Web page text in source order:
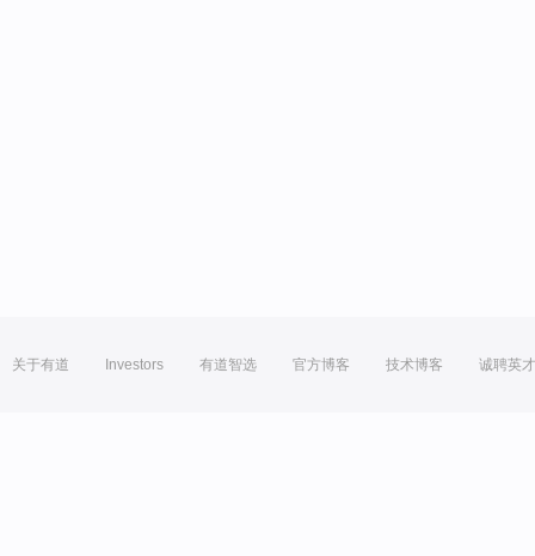
关于有道 Investors 有道智选 官方博客 技术博客 诚聘英才